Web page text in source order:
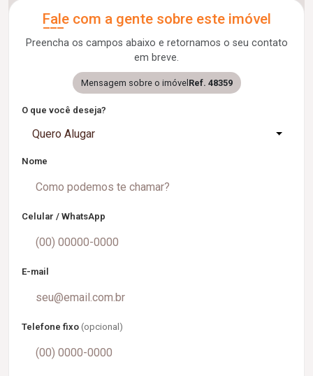
Fale com a gente sobre este imóvel
Preencha os campos abaixo e retornamos o seu contato
em breve.
Mensagem sobre o imóvel Ref. 48359
O que você deseja?
Quero Alugar
Nome
Celular / WhatsApp
E-mail
Telefone fixo (opcional)